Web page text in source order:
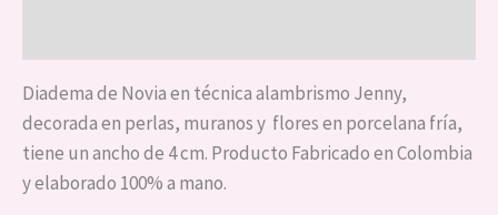
Diadema de Novia en técnica alambrismo Jenny,
decorada en perlas, muranos y flores en porcelana fría,
tiene un ancho de 4 cm. Producto Fabricado en Colombia
y elaborado 100% a mano.